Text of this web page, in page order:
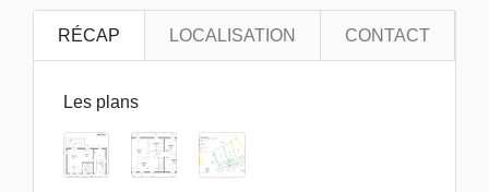
RÉCAP LOCALISATION CONTACT
Les plans